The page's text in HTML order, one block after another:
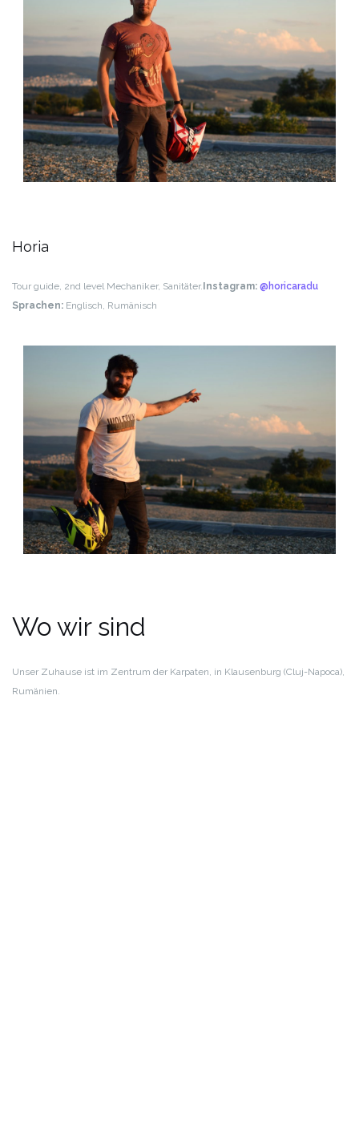
Horia
Tour guide, 2nd level Mechaniker, Sanitäter. Instagram: @horicaradu
Sprachen: Englisch, Rumänisch
Wo wir sind
Unser Zuhause ist im Zentrum der Karpaten, in Klausenburg (Cluj-Napoca),
Rumänien.